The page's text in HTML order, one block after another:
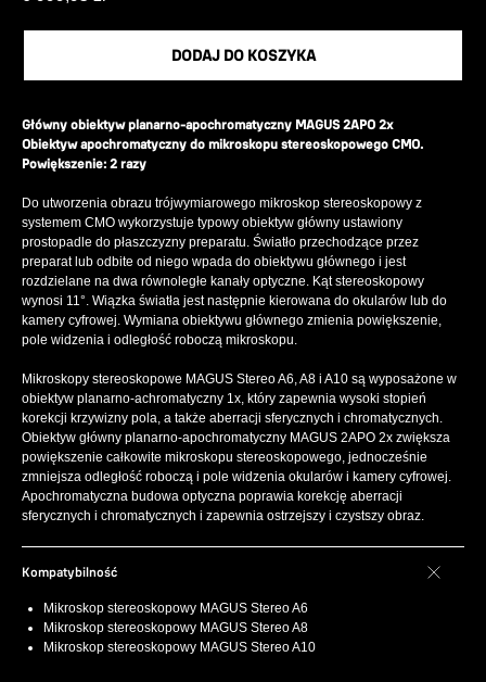
DODAJ DO KOSZYKA
Główny obiektyw planarno-apochromatyczny MAGUS 2APO 2x
Obiektyw apochromatyczny do mikroskopu stereoskopowego CMO.
Powiększenie: 2 razy
Do utworzenia obrazu trójwymiarowego mikroskop stereoskopowy z
systemem CMO wykorzystuje typowy obiektyw główny ustawiony
prostopadle do płaszczyzny preparatu. Światło przechodzące przez
preparat lub odbite od niego wpada do obiektywu głównego i jest
rozdzielane na dwa równoległe kanały optyczne. Kąt stereoskopowy
wynosi 11°. Wiązka światła jest następnie kierowana do okularów lub do
kamery cyfrowej. Wymiana obiektywu głównego zmienia powiększenie,
pole widzenia i odległość roboczą mikroskopu.
Mikroskopy stereoskopowe MAGUS Stereo A6, A8 i A10 są wyposażone w
obiektyw planarno-achromatyczny 1x, który zapewnia wysoki stopień
korekcji krzywizny pola, a także aberracji sferycznych i chromatycznych.
Obiektyw główny planarno-apochromatyczny MAGUS 2APO 2x zwiększa
powiększenie całkowite mikroskopu stereoskopowego, jednocześnie
zmniejsza odległość roboczą i pole widzenia okularów i kamery cyfrowej.
Apochromatyczna budowa optyczna poprawia korekcję aberracji
sferycznych i chromatycznych i zapewnia ostrzejszy i czystszy obraz.
Kompatybilność
Mikroskop stereoskopowy MAGUS Stereo A6
Mikroskop stereoskopowy MAGUS Stereo A8
Mikroskop stereoskopowy MAGUS Stereo A10